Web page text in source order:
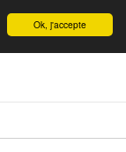
Ok, j'accepte